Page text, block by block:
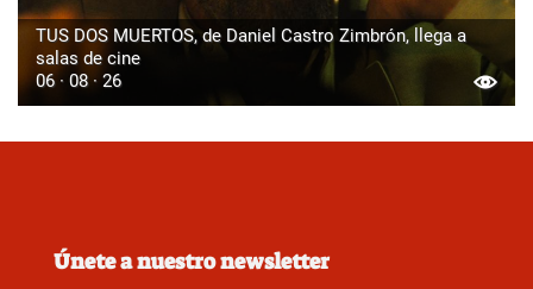
TUS DOS MUERTOS, de Daniel Castro Zimbrón, llega a
salas de cine
06 · 08 · 26
Únete a nuestro newsletter